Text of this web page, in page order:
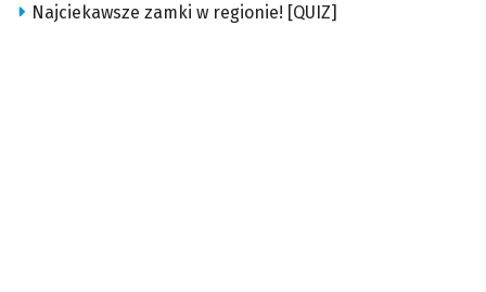
Najciekawsze zamki w regionie! [QUIZ]